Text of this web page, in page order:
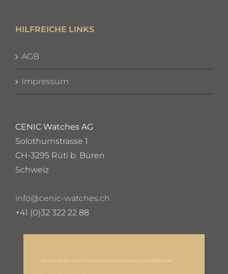
HILFREICHE LINKS
AGB
Impressum
CENIC Watches AG
Solothurnstrasse 1
CH-3295 Rüti b. Büren
Schweiz
info@cenic-watches.ch
+41 (0)32 322 22 88
Besuche bei der CENIC Watches AG sind ausschliesslich mit telefonischer